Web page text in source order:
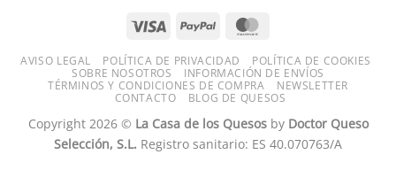
AVISO LEGAL POLÍTICA DE PRIVACIDAD
POLÍTICA DE COOKIES
SOBRE NOSOTROS
INFORMACIÓN DE ENVÍOS
TÉRMINOS Y CONDICIONES DE COMPRA
NEWSLETTER
CONTACTO
BLOG DE QUESOS
Copyright 2026 © La Casa de los Quesosby Doctor Queso
Selección, S.L. Registro sanitario: ES 40.070763/A